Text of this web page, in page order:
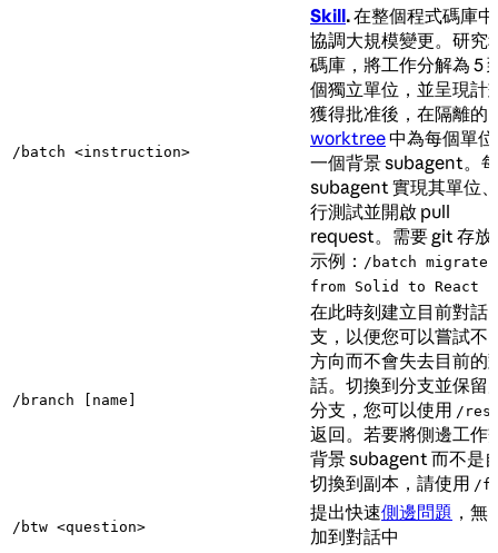
/batch <instruction>
Skill.在整個程式碼庫
協調大規模變更。研究
碼庫，將工作分解為 5
個獨立單位，並呈現計
獲得批准後，在隔離的
worktree中為每個單
一個背景 subagent。
subagent 實現其單位
行測試並開啟 pull
request。需要 git 存放
示例： /batch migrate
from Solid to React
/branch [name]
在此時刻建立目前對話
支，以便您可以嘗試不
方向而不會失去目前的
話。切換到分支並保留
分支，您可以使用 /
返回。若要將側邊工作
背景 subagent 而不是
切換到副本，請使用 /
/btw <question>
提出快速側邊問題 ，無
加到對話中